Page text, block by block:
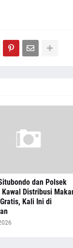
dan Polsek
Distribusi
Kali Ini di